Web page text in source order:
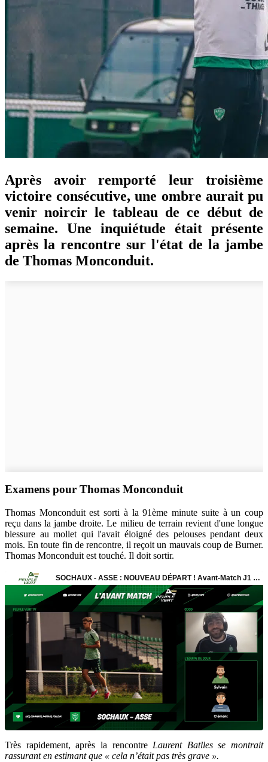
Après avoir remporté leur troisième
victoire consécutive, une ombre aurait pu
venir noircir le tableau de ce début de
semaine. Une inquiétude était présente
après la rencontre sur l'état de la jambe
de Thomas Monconduit.
Examens pour Thomas Monconduit
Thomas Monconduit est sorti à la 91ème minute suite à un coup
reçu dans la jambe droite. Le milieu de terrain revient d'une longue
blessure au mollet qui l'avait éloigné des pelouses pendant deux
mois. En toute fin de rencontre, il reçoit un mauvais coup de Burner.
Thomas Monconduit est touché. Il doit sortir.
Très rapidement, après la rencontre Laurent Batlles se montrait
rassurant en estimantque « cela n’était pas très grave ».